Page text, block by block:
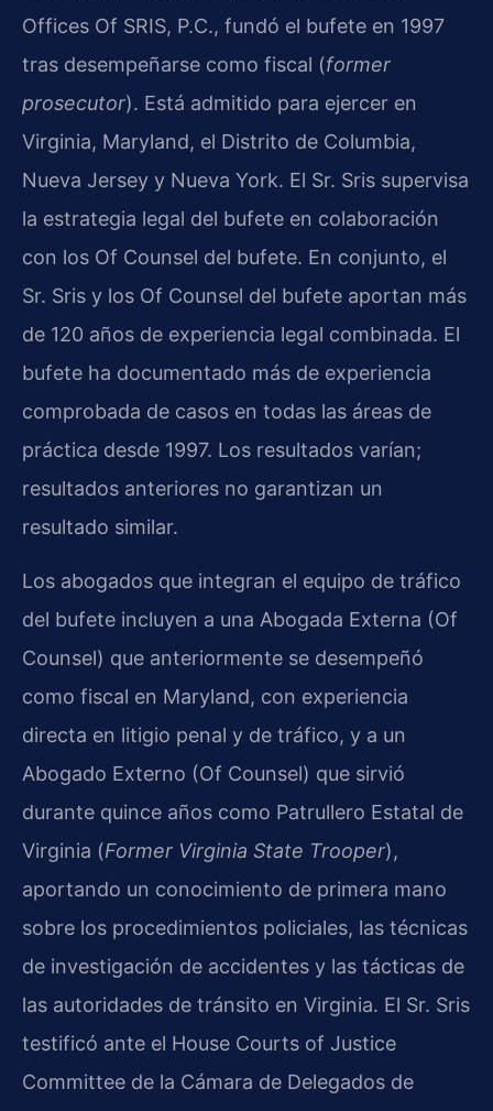
Offices Of SRIS, P.C., fundó el bufete en 1997
tras desempeñarse como fiscal (former
prosecutor). Está admitido para ejercer en
Virginia, Maryland, el Distrito de Columbia,
Nueva Jersey y Nueva York. El Sr. Sris supervisa
la estrategia legal del bufete en colaboración
con los Of Counsel del bufete. En conjunto, el
Sr. Sris y los Of Counsel del bufete aportan más
de 120 años de experiencia legal combinada. El
bufete ha documentado más de experiencia
comprobada de casos en todas las áreas de
práctica desde 1997. Los resultados varían;
resultados anteriores no garantizan un
resultado similar.
Los abogados que integran el equipo de tráfico
del bufete incluyen a una Abogada Externa (Of
Counsel) que anteriormente se desempeñó
como fiscal en Maryland, con experiencia
directa en litigio penal y de tráfico, y a un
Abogado Externo (Of Counsel) que sirvió
durante quince años como Patrullero Estatal de
Virginia (Former Virginia State Trooper),
aportando un conocimiento de primera mano
sobre los procedimientos policiales, las técnicas
de investigación de accidentes y las tácticas de
las autoridades de tránsito en Virginia. El Sr. Sris
testificó ante el House Courts of Justice
Committee de la Cámara de Delegados de